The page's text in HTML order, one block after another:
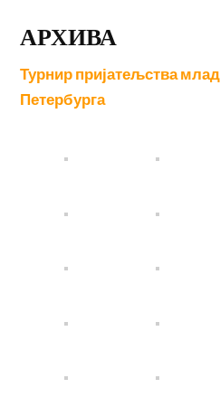
АРХИВА
Турнир пријатељства
Петербурга